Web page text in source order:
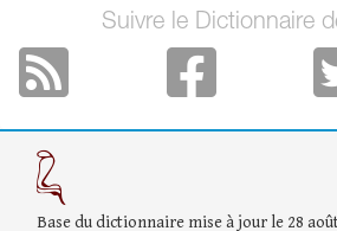
Suivre le Dictionnaire
Base du dictionnaire mise à jour le 28